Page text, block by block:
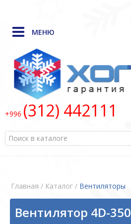
МЕНЮ
+996 (312) 442111
Главная / Каталог / Bентиляторы
Вентилятор 4D-350